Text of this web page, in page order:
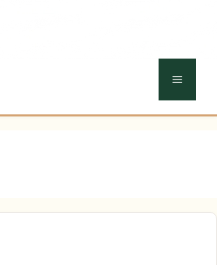
MENU